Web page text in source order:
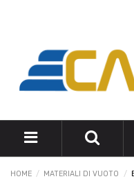
HOME MATERIALI DI VUOTO